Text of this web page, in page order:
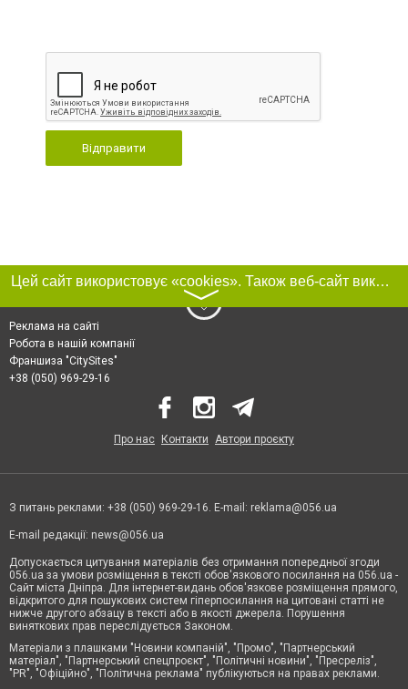
Відправити
Цей сайт використовує «cookies». Також веб-сайт використовує інтернет-сервіс для збору технічних даних стосовно відвідувачів з метою отримання маркетингової та статистичної інформації. Умови обробки даних відвідувачів сайту див.
〉
Реклама на сайті
Робота в нашій компанії
Франшиза "CitySites"
+38 (050) 969-29-16
Про нас Контакти Автори проєкту
З питань реклами: +38 (050) 969-29-16. E-mail: reklama@056.ua
E-mail редакції: news@056.ua
Допускається цитування матеріалів без отримання попередньої згоди
056.ua за умови розміщення в тексті обов'язкового посилання на 056.ua -
Сайт міста Дніпра. Для інтернет-видань обов'язкове розміщення прямого,
відкритого для пошукових систем гіперпосилання на цитовані статті не
нижче другого абзацу в тексті або в якості джерела. Порушення
виняткових прав переслідується Законом.
Матеріали з плашками "Новини компаній", "Промо", "Партнерський
матеріал", "Партнерський спецпроєкт", "Політичні новини", "Пресреліз",
"PR", "Офіційно", "Політична реклама" публікуються на правах реклами.